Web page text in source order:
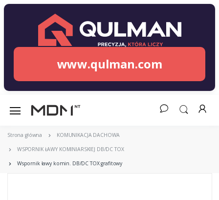
www.qulman.com
Strona główna KOMUNIKACJA DACHOWA
WSPORNIK ŁAWY KOMINIARSKIEJ DB/DC TOX
Wspornik ławy komin. DB/DC TOX grafitowy